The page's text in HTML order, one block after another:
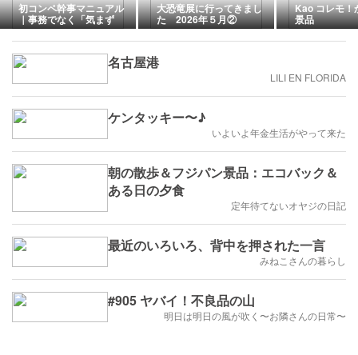
初コンペ幹事マニュアル
｜事務でなく「気まず
さ」と「断り方」を仕組
みで消す
大恐竜展に行ってきまし
た 2026年５月②
Kao コレモ！
景品
名古屋港
LILI EN FLORIDA
ケンタッキー〜♪
いよいよ年金生活がやって来た
朝の散歩＆フジパン景品：エコバック＆
ある日の夕食
定年待てないオヤジの日記
最近のいろいろ、背中を押された一言
みねこさんの暮らし
#905 ヤバイ！不良品の山
明日は明日の風が吹く〜お隣さんの日常〜